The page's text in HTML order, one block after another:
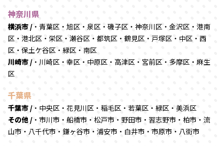
神奈川県
横浜市 / ・青葉区・旭区・泉区・磯子区・神奈川区・金沢区・港南
区・港北区・栄区・瀬谷区・都筑区・鶴見区・戸塚区・中区・西
区・保土ケ谷区・緑区・南区
川崎市 / ・川崎区・幸区・中原区・高津区・宮前区・多摩区・麻生
区
千葉県
千葉市 / ・中央区・花見川区・稲毛区・若葉区・緑区・美浜区
その他 / ・市川市・船橋市・松戸市・野田市・習志野市・柏市・流
山市・八千代市・鎌ヶ谷市・浦安市・白井市・市原市・八街市